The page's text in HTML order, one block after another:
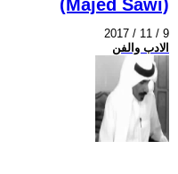
(Majed Sawi)
2017 / 11 / 9
الادب والفن